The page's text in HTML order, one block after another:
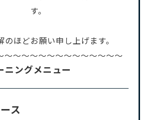
す。
のほどお願い申し上げます。
～～～～～～～～～～～～～～
ニングメニュー
ス